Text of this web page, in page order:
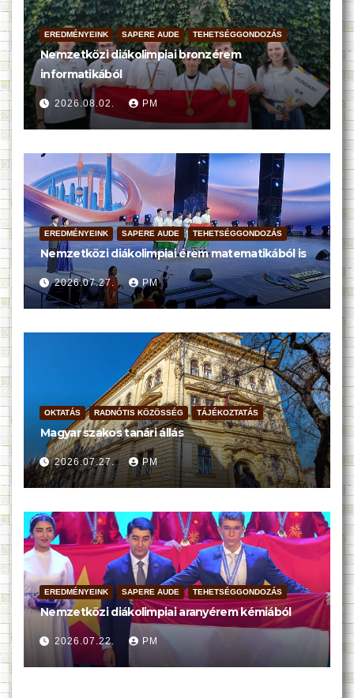
EREDMÉNYEINK SAPERE AUDE TEHETSÉGGONDOZÁS
Nemzetközi diákolimpiai bronzérem
informatikából
2026.08.02. PM
EREDMÉNYEINK SAPERE AUDE TEHETSÉGGONDOZÁS
Nemzetközi diákolimpiai érem matematikából is
2026.07.27. PM
OKTATÁS RADNÓTIS KÖZÖSSÉG TÁJÉKOZTATÁS
Magyar szakos tanári állás
2026.07.27. PM
EREDMÉNYEINK SAPERE AUDE TEHETSÉGGONDOZÁS
Nemzetközi diákolimpiai aranyérem kémiából
2026.07.22. PM